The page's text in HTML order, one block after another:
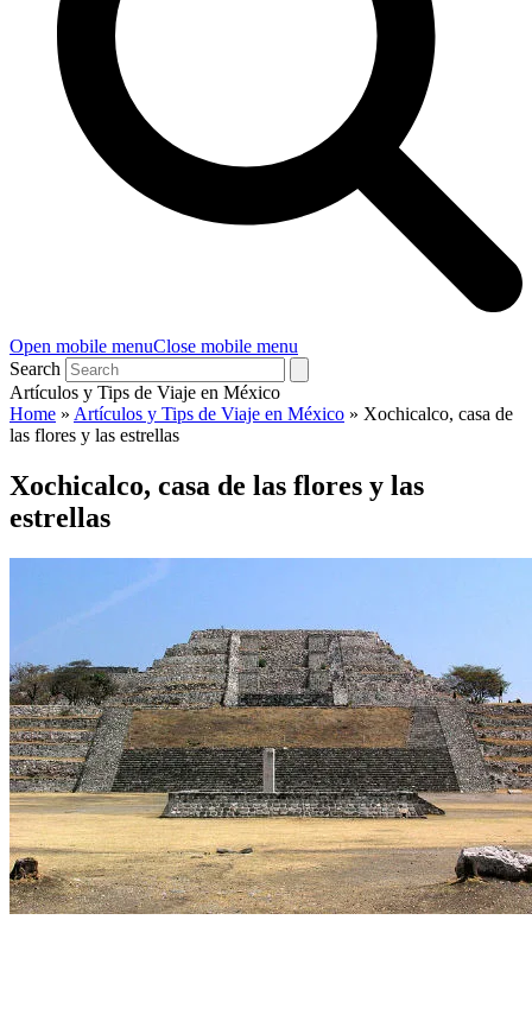
Open mobile menuClose mobile menu
Search
Artículos y Tips de Viaje en México
Home » Artículos y Tips de Viaje en México » Xochicalco, casa de
las flores y las estrellas
Xochicalco, casa de las flores y las
estrellas